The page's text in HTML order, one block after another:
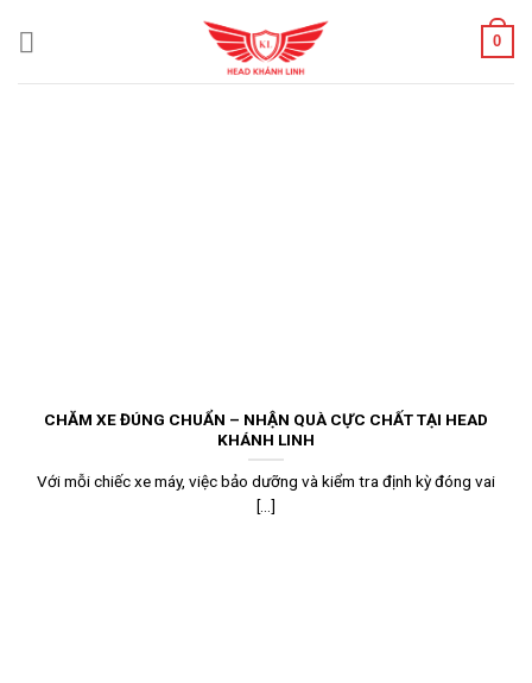
0
CHĂM XE ĐÚNG CHUẨN – NHẬN QUÀ CỰC CHẤT TẠI HEAD
KHÁNH LINH
Với mỗi chiếc xe máy, việc bảo dưỡng và kiểm tra định kỳ đóng vai
[...]